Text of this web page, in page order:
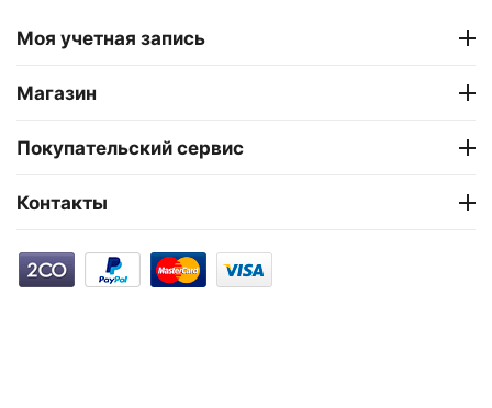
Моя учетная запись
Магазин
Покупательский сервис
Контакты